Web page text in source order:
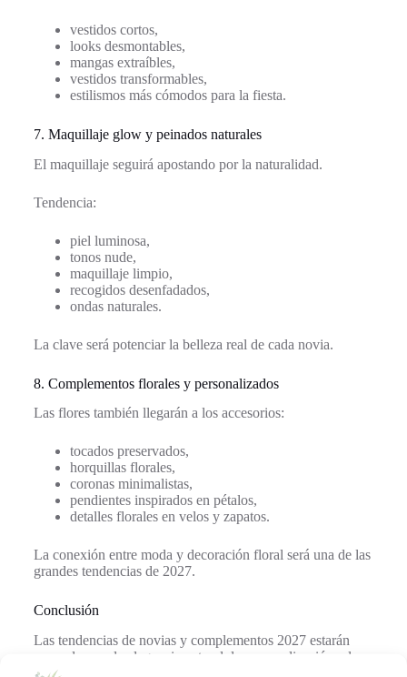
vestidos cortos,
looks desmontables,
mangas extraíbles,
vestidos transformables,
estilismos más cómodos para la fiesta.
7. Maquillaje glow y peinados naturales
El maquillaje seguirá apostando por la naturalidad.
Tendencia:
piel luminosa,
tonos nude,
maquillaje limpio,
recogidos desenfadados,
ondas naturales.
La clave será potenciar la belleza real de cada novia.
8. Complementos florales y personalizados
Las flores también llegarán a los accesorios:
tocados preservados,
horquillas florales,
coronas minimalistas,
pendientes inspirados en pétalos,
detalles florales en velos y zapatos.
La conexión entre moda y decoración floral será una de las
grandes tendencias de 2027.
Conclusión
Las tendencias de novias y complementos 2027 estarán
marcadas por la elegancia natural, la personalización y los
detalles emocionales. Cada accesorio tendrá importancia y